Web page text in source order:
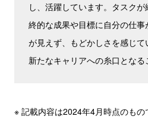
し、活躍しています。タスク
終的な成果や目標に自分の仕
が見えず、もどかしさを感じ
新たなキャリアへの糸口となる
※ 記載内容は2024年4月時点のもの